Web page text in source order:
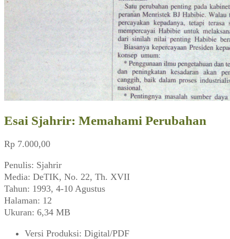
Esai Sjahrir: Memahami Perubahan
Rp 7.000,00
Penulis: Sjahrir
Media: DeTIK, No. 22, Th. XVII
Tahun: 1993, 4-10 Agustus
Halaman: 12
Ukuran: 6,34 MB
Versi Produksi: Digital/PDF